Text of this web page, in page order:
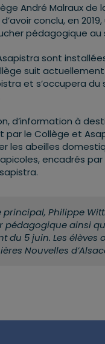
André Malraux
conclu, en
pédagogique au
sont
suit
et s’occupera du
d’information à
le Collège et
les abeilles
encadrés
Philippe
ainsi
du 5 juin. Les élèves
Nouvelles